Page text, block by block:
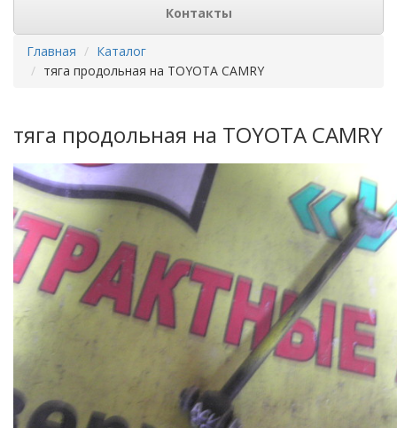
Контакты
Главная
Каталог
тяга продольная на TOYOTA CAMRY
тяга продольная на TOYOTA CAMRY